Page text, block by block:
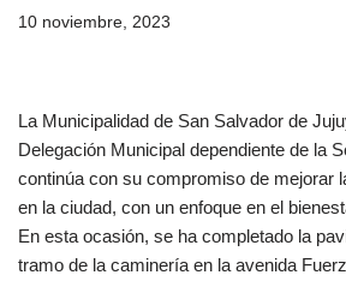
10 noviembre, 2023
La Municipalidad de San Salvador de
Delegación Municipal dependiente de la
continúa con su compromiso de mejorar
en la ciudad, con un enfoque en el
En esta ocasión, se ha completado la
tramo de la caminería en la avenida